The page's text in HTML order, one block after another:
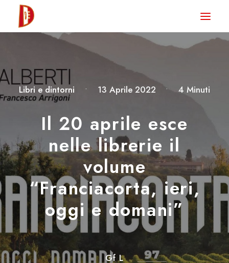
HOME
NEWS
DEGUSTA TV
CONTATTI
CLUB DEGUSTA
STORE
RICERCA
Libri e dintorni • 13 Aprile 2022 • 4 Minuti
Il 20 aprile esce
nelle librerie il
volume
“Franciacorta, ieri,
oggi e domani”
Gf L